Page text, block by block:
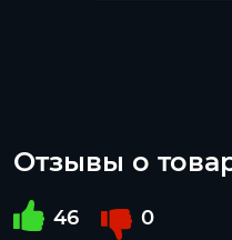
Отзывы о
46 0